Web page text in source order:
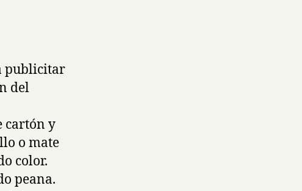
publicitar
del
cartón y
o mate
color.
peana.